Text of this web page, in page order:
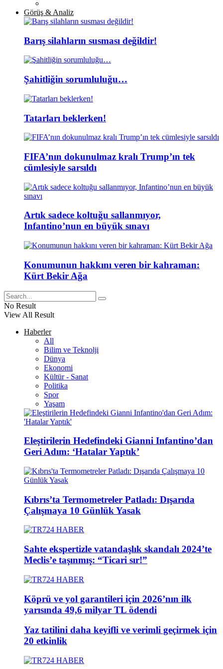
Görüş & Analiz
Barış silahların susması değildir!
Şahitliğin sorumluluğu…
Tatarları beklerken!
FIFA’nın dokunulmaz kralı Trump’ın tek
cümlesiyle sarsıldı
Artık sadece koltuğu sallanmıyor,
Infantino’nun en büyük sınavı
Konumunun hakkını veren bir kahraman:
Kürt Bekir Ağa
No Result
View All Result
Haberler
All
Bilim ve Teknolji
Dünya
Ekonomi
Kültür - Sanat
Politika
Spor
Yaşam
Eleştirilerin Hedefindeki Gianni Infantino’dan
Geri Adım: ‘Hatalar Yaptık’
Kıbrıs’ta Termometreler Patladı: Dışarıda
Çalışmaya 10 Günlük Yasak
Sahte ekspertizle vatandaşlık skandalı 2024’te
Meclis’e taşınmış: “Ticari sır!”
Köprü ve yol garantileri için 2026’nın ilk
yarısında 49,6 milyar TL ödendi
Yaz tatilini daha keyifli ve verimli geçirmek için
20 etkinlik